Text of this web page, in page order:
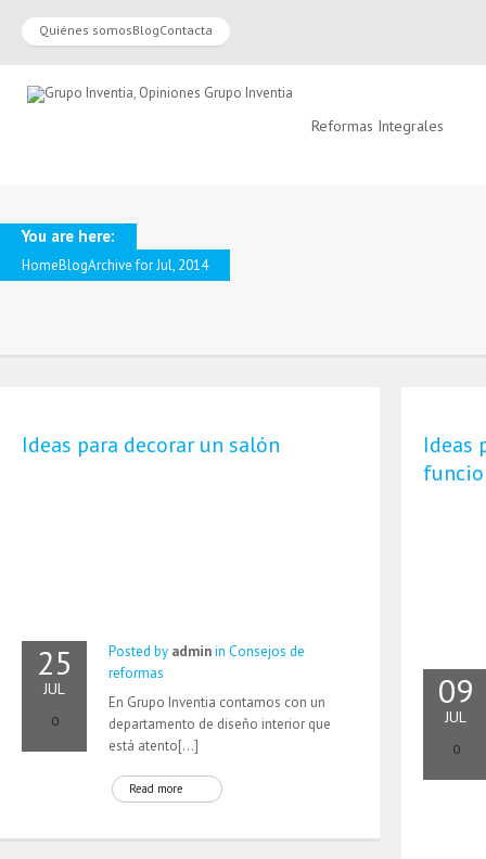
Quiénes somosBlogContacta
Reformas Integrales
You are here:
HomeBlogArchive for Jul, 2014
Ideas para decorar un salón
25
JUL
0
Posted by adminin Consejos de
reformas
En Grupo Inventia contamos con un
departamento de diseño interior que
está atento[…]
Read more
Ideas
09
JUL
0